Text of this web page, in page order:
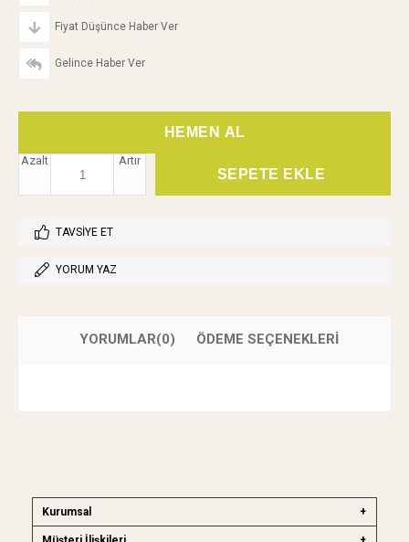
Fiyat Düşünce Haber Ver
Gelince Haber Ver
Artır
Azalt
TAVSIYE ET
YORUM YAZ
YORUMLAR(0) ÖDEME SEÇENEKLERI
Kurumsal